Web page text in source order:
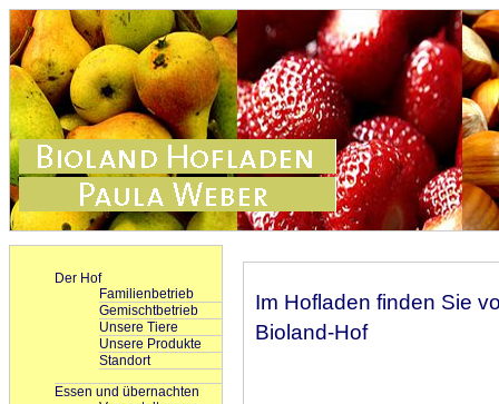
Der Hof
Familienbetrieb
Gemischtbetrieb
Unsere Tiere
Unsere Produkte
Standort
Essen und übernachten
Im Hofladen finden Sie
Bioland-Hof